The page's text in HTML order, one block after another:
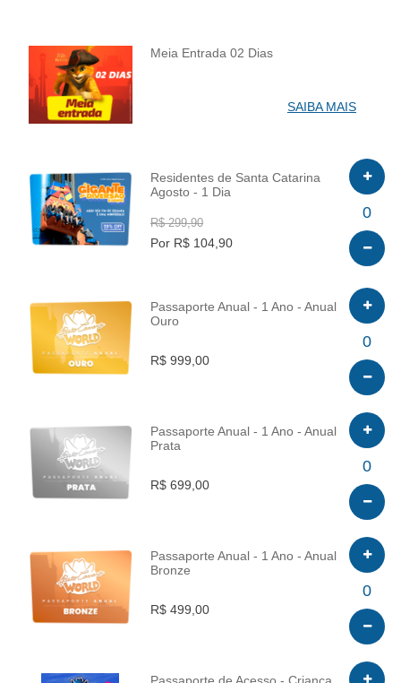
INFO
Meia Entrada 02 Dias
SAIBA MAIS
INFO
Residentes de Santa Catarina
Agosto - 1 Dia
R$ 299,90
Por R$ 104,90
0
INFO
Passaporte Anual - 1 Ano - Anual
Ouro
R$ 999,00
0
INFO
Passaporte Anual - 1 Ano - Anual
Prata
R$ 699,00
0
INFO
Passaporte Anual - 1 Ano - Anual
Bronze
R$ 499,00
0